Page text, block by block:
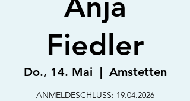
Fiedler
Do., 14. Mai
  |
Amstetten
ANMELDESCHLUSS: 19.04.2026